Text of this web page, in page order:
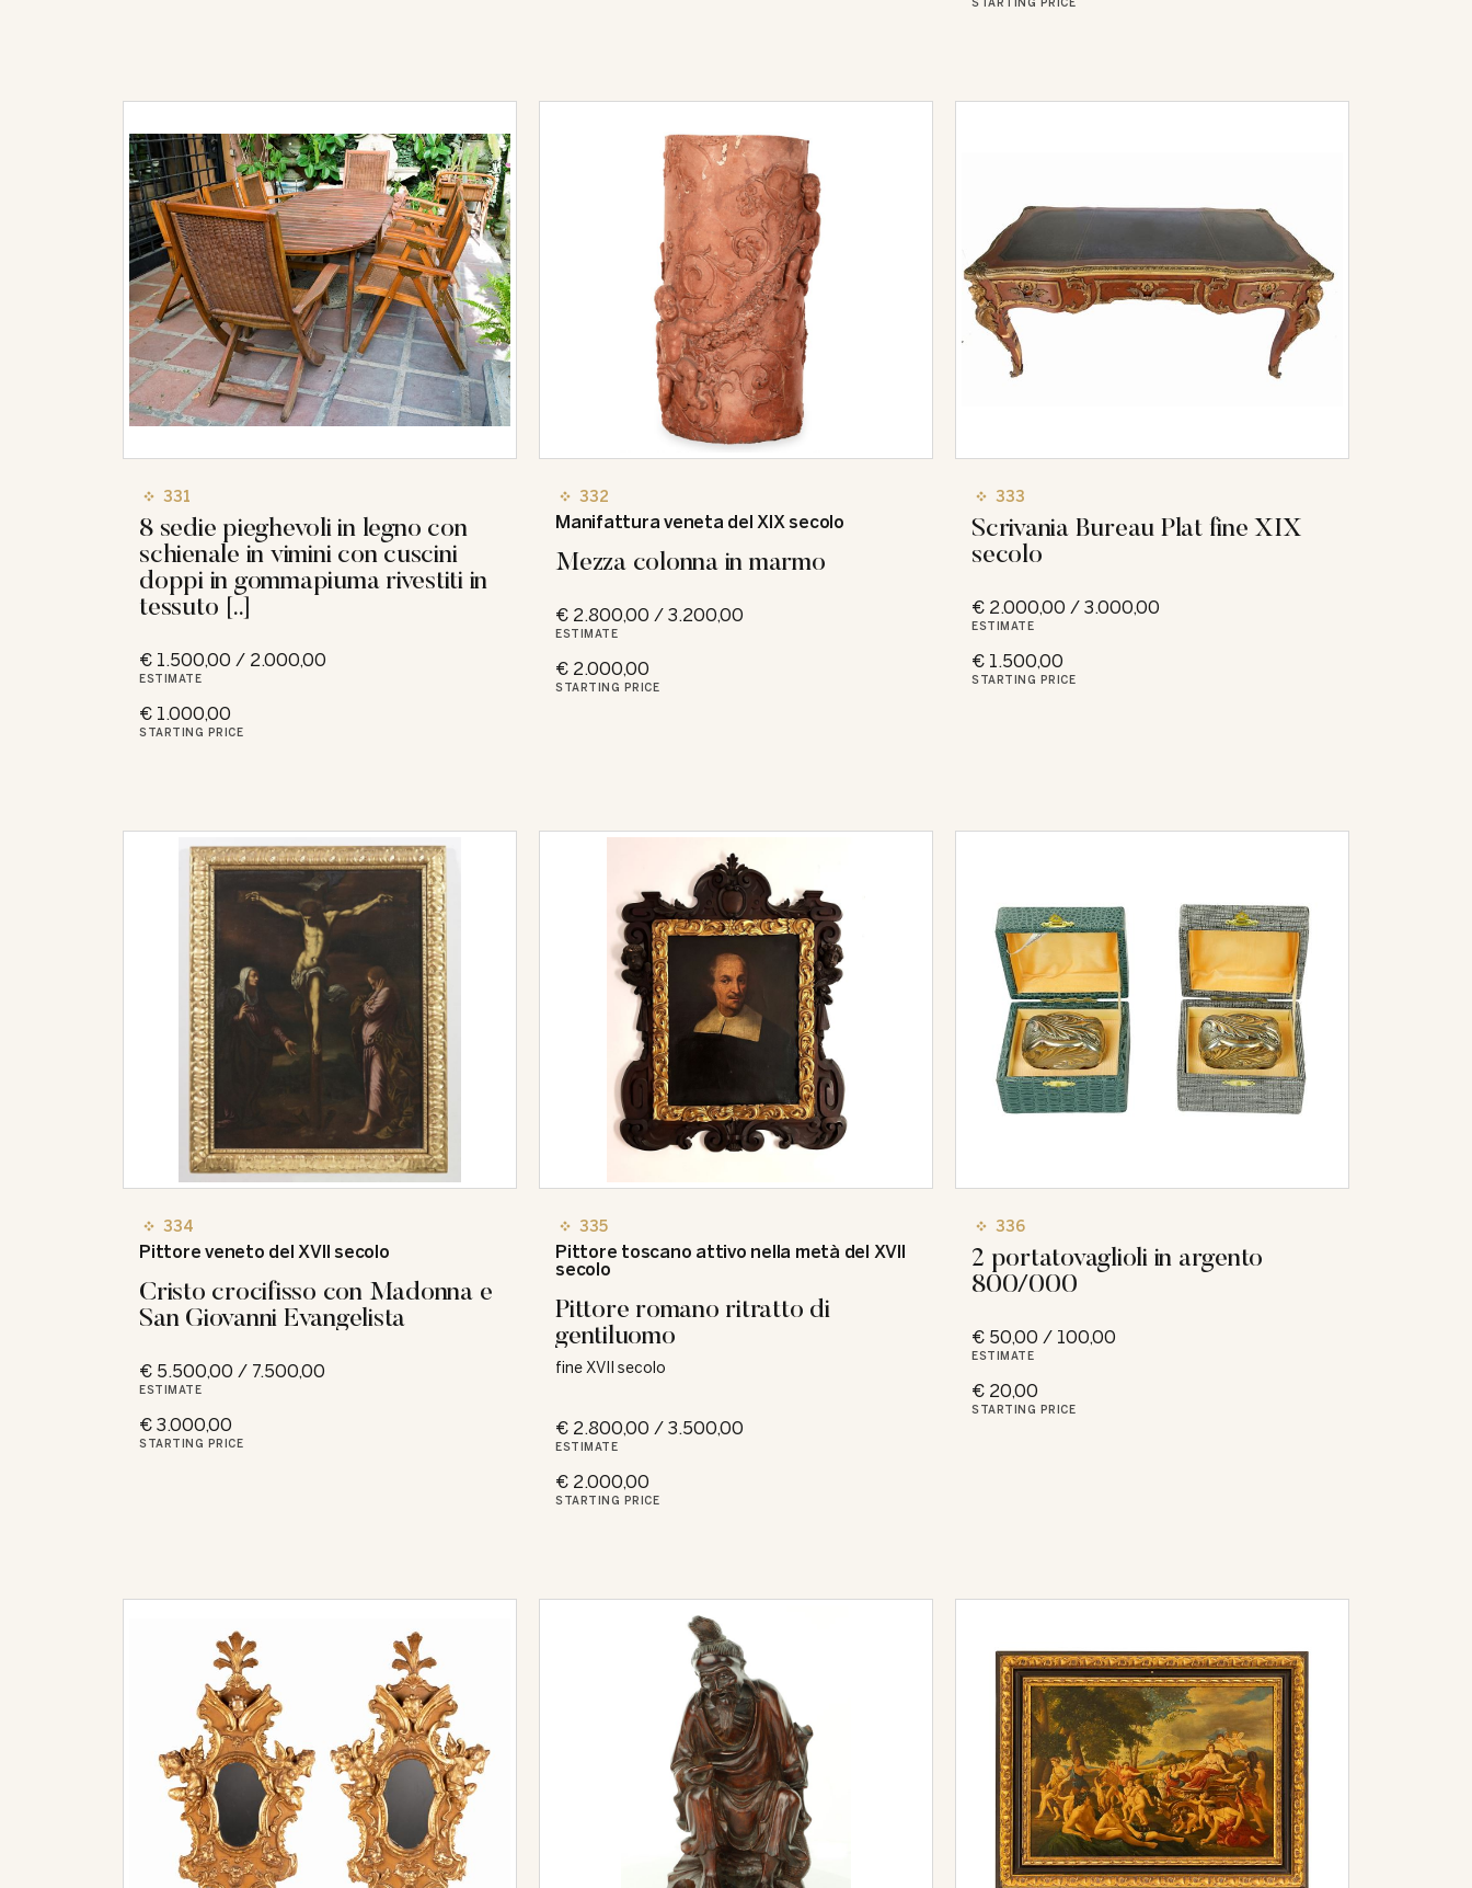
STARTING PRICE
331
8 sedie pieghevoli in legno con
schienale in vimini con cuscini
doppi in gommapiuma rivestiti in
tessuto [..]
€ 1.500,00 / 2.000,00
ESTIMATE
€ 1.000,00
STARTING PRICE
332
Manifattura veneta del XIX secolo
Mezza colonna in marmo
€ 2.800,00 / 3.200,00
ESTIMATE
€ 2.000,00
STARTING PRICE
333
Scrivania Bureau Plat fine XIX
secolo
€ 2.000,00 / 3.000,00
ESTIMATE
€ 1.500,00
STARTING PRICE
334
Pittore veneto del XVII secolo
Cristo crocifisso con Madonna e
San Giovanni Evangelista
€ 5.500,00 / 7.500,00
ESTIMATE
€ 3.000,00
STARTING PRICE
335
Pittore toscano attivo nella metà del XVII
secolo
Pittore romano ritratto di
gentiluomo
fine XVII secolo
€ 2.800,00 / 3.500,00
ESTIMATE
€ 2.000,00
STARTING PRICE
336
2 portatovaglioli in argento
800/000
€ 50,00 / 100,00
ESTIMATE
€ 20,00
STARTING PRICE